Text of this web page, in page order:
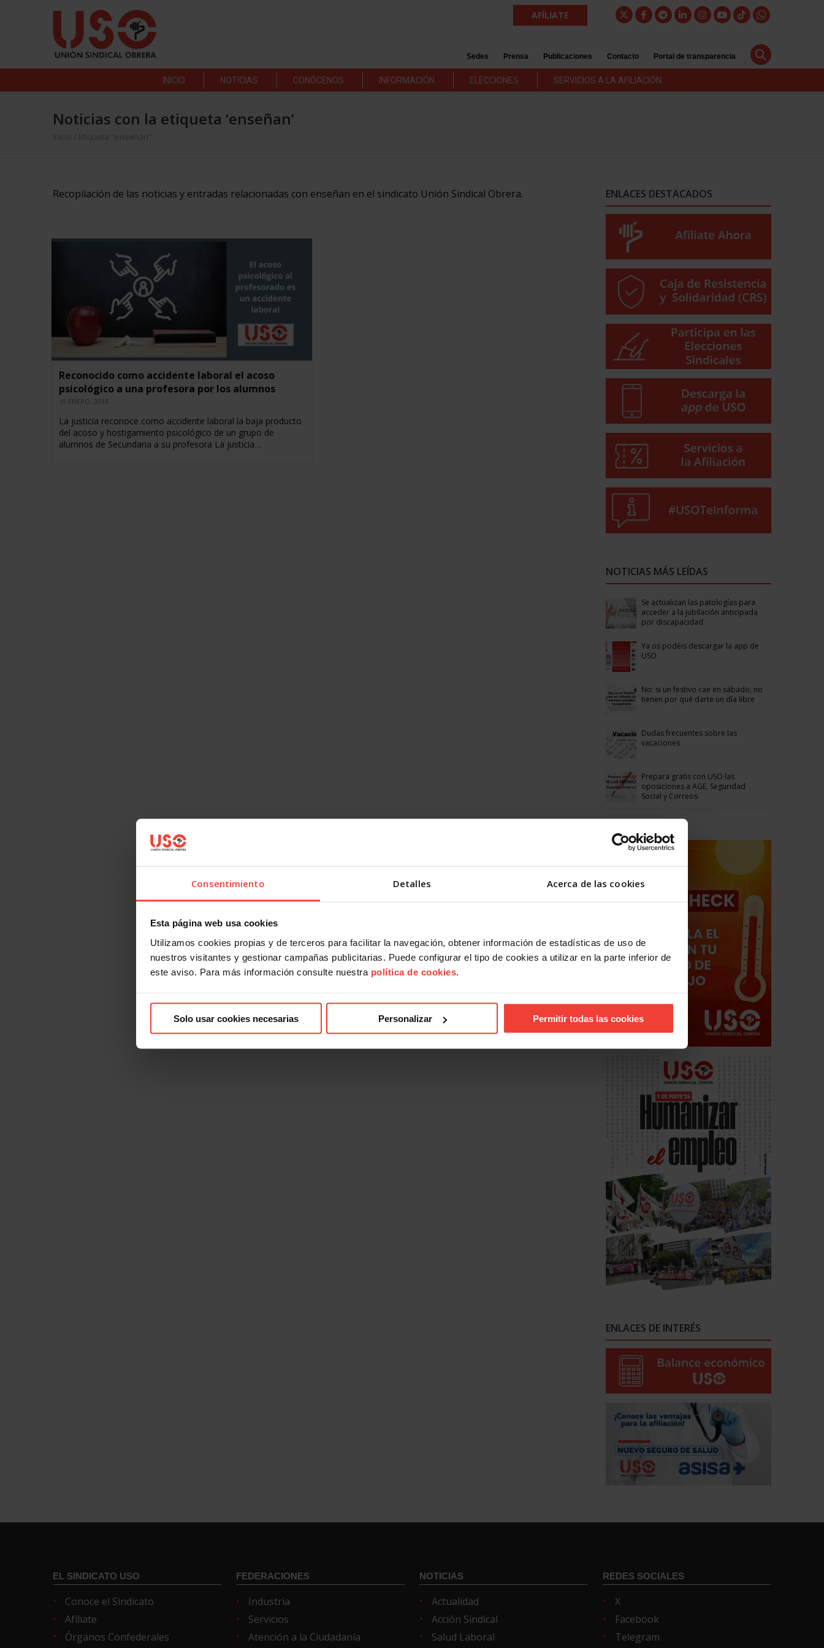
Consentimiento Detalles Acerca de las cookies
Esta página web usa cookies
Utilizamos cookies propias y de terceros para facilitar la navegación, obtener información de estadísticas de uso de
nuestros visitantes y gestionar campañas publicitarias. Puede configurar el tipo de cookies a utilizar en la parte inferior de
este aviso. Para más información consulte nuestra política de cookies.
Solo usar cookies necesarias Personalizar Permitir todas las cookies
AFÍLIATE
Sedes Prensa Publicaciones Contacto Portal de transparencia
INICIO NOTICIAS CONÓCENOS INFORMACIÓN ELECCIONES SERVICIOS A LA AFILIACIÓN
Noticias con la etiqueta ‘enseñan’
Inicio Etiqueta "enseñan"
Recopilación de las noticias y entradas relacionadas con enseñan en el sindicato Unión Sindical Obrera.
Reconocido como accidente laboral el acoso
psicológico a una profesora por los alumnos
19 ENERO, 2018
La justicia reconoce como accidente laboral la baja producto
del acoso y hostigamiento psicológico de un grupo de
alumnos de Secundaria a su profesora La justicia…
ENLACES DESTACADOS
NOTICIAS MÁS LEÍDAS
Se actualizan las patologías para
acceder a la jubilación anticipada
por discapacidad
Ya os podéis descargar la app de
USO
No: si un festivo cae en sábado, no
tienen por qué darte un día libre
Dudas frecuentes sobre las
vacaciones
Prepara gratis con USO las
oposiciones a AGE, Seguridad
Social y Correos
ENLACES DE INTERÉS
EL SINDICATO USO
Conoce el Sindicato
Afíliate
Órganos Confederales
FEDERACIONES
Industria
Servicios
Atención a la Ciudadanía
NOTICIAS
Actualidad
Acción Sindical
Salud Laboral
REDES SOCIALES
X
Facebook
Telegram